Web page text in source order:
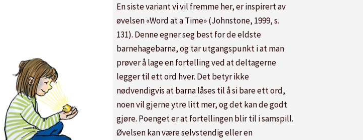
En siste variant vi vil fremme her, er inspirert av
øvelsen «Word at a Time» (Johnstone, 1999, s.
131). Denne egner seg best for de eldste
barnehagebarna, og tar utgangspunkt i at man
prøver å lage en fortelling ved at deltagerne
legger til ett ord hver. Det betyr ikke
nødvendigvis at barna låses til å si bare ett ord,
noen vil gjerne ytre litt mer, og det kan de godt
gjøre. Poenget er at fortellingen blir til i samspill.
Øvelsen kan være selvstendig eller en